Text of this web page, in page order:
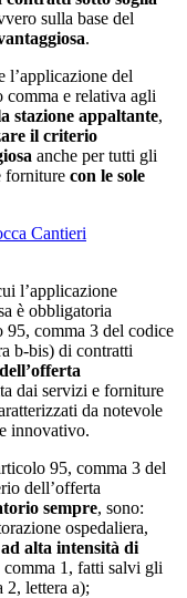
sulla base del
.
l’applicazione del
e relativa agli
stazione appaltante,
il criterio
anche per tutti gli
forniture con le sole
Cantieri
l’applicazione
è obbligatoria
95, comma 3 del codice
b-bis) di contratti
dai servizi e forniture
da notevole
innovativo.
95, comma 3 del
dell’offerta
sempre, sono:
ospedaliera,
alta intensità di
1, fatti salvi gli
2, lettera a);